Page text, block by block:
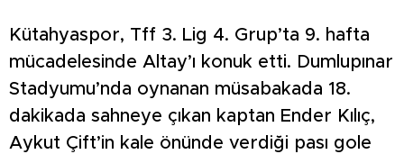
Kütahyaspor, Tff 3. Lig 4. Grup’ta 9. hafta
mücadelesinde Altay’ı konuk etti. Dumlupınar
Stadyumu’nda oynanan müsabakada 18.
dakikada sahneye çıkan kaptan Ender Kılıç,
Aykut Çift’in kale önünde verdiği pası gole